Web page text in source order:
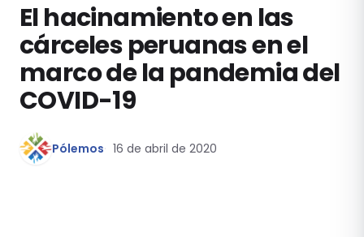
El hacinamiento en las
cárceles peruanas en el
marco de la pandemia del
COVID-19
Pólemos 16 de abril de 2020